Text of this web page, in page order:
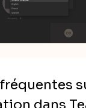
dans